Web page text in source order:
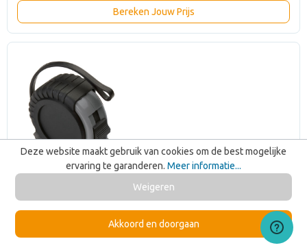
Bereken Jouw Prijs
Deze website maakt gebruik van cookies om de best mogelijke
ervaring te garanderen. Meer informatie...
Weigeren
Akkoord en doorgaan